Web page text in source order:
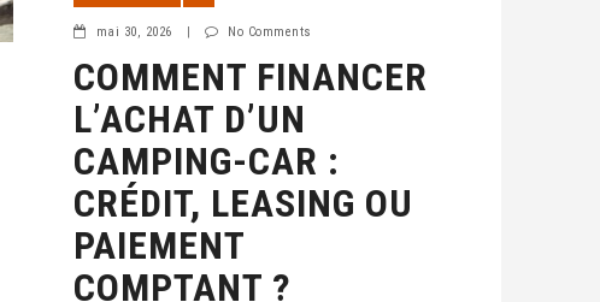
mai 30, 2026 | No Comments
COMMENT FINANCER
L’ACHAT D’UN
CAMPING-CAR :
CRÉDIT, LEASING OU
PAIEMENT
COMPTANT ?